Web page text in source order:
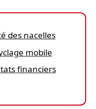
des nacelles
mobile
financiers